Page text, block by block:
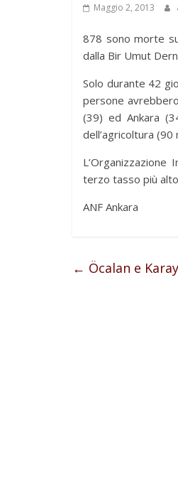
Maggio 2, 2013
878 sono morte
dalla Bir Umut
Solo durante 42
persone
(39) ed Ankara
dell’agricoltura (90
terzo tasso più
ANF Ankara
← Öcalan e